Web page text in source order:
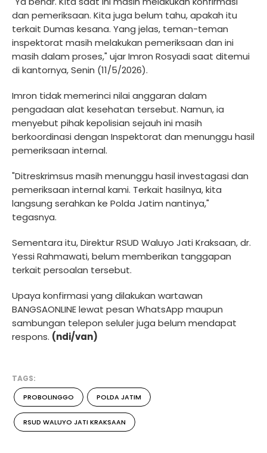
dan pemeriksaan. Kita juga belum tahu, apakah itu
terkait Dumas kesana. Yang jelas, teman-teman
inspektorat masih melakukan pemeriksaan dan ini
masih dalam proses," ujar Imron Rosyadi saat ditemui
di kantornya, Senin (11/5/2026).
Imron tidak memerinci nilai anggaran dalam
pengadaan alat kesehatan tersebut. Namun, ia
menyebut pihak kepolisian sejauh ini masih
berkoordinasi dengan Inspektorat dan menunggu hasil
pemeriksaan internal.
"Ditreskrimsus masih menunggu hasil investagasi dan
pemeriksaan internal kami. Terkait hasilnya, kita
langsung serahkan ke Polda Jatim nantinya,"
tegasnya.
Sementara itu, Direktur RSUD Waluyo Jati Kraksaan, dr.
Yessi Rahmawati, belum memberikan tanggapan
terkait persoalan tersebut.
Upaya konfirmasi yang dilakukan wartawan
BANGSAONLINE lewat pesan WhatsApp maupun
sambungan telepon seluler juga belum mendapat
respons. (ndi/van)
TAGS:
PROBOLINGGO POLDA JATIM
RSUD WALUYO JATI KRAKSAAN